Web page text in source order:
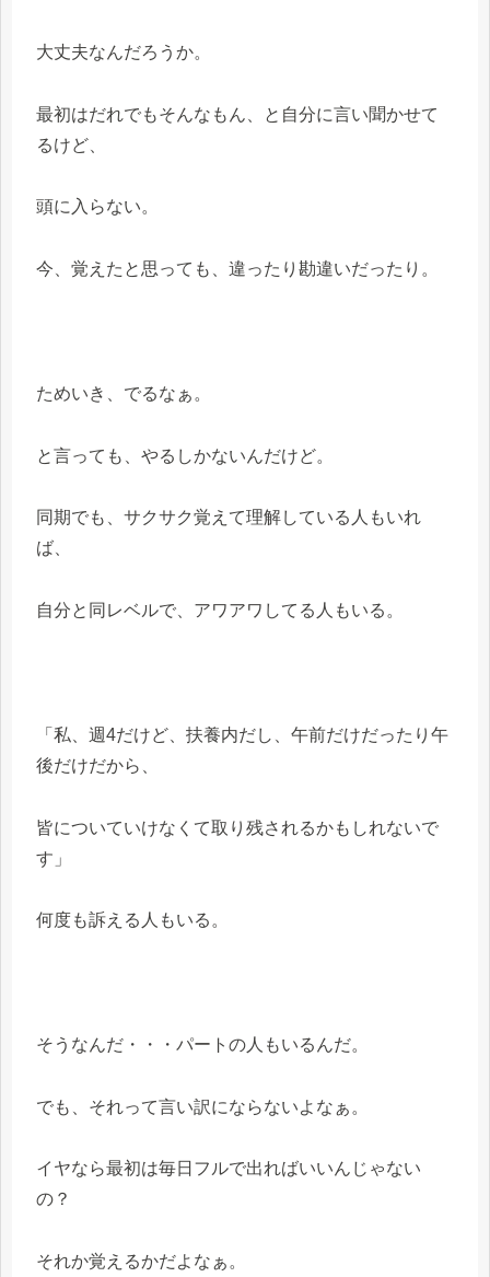
大丈夫なんだろうか。
最初はだれでもそんなもん、と自分に言い聞かせて
るけど、
頭に入らない。
今、覚えたと思っても、違ったり勘違いだったり。
ためいき、でるなぁ。
と言っても、やるしかないんだけど。
同期でも、サクサク覚えて理解している人もいれ
ば、
自分と同レベルで、アワアワしてる人もいる。
「私、週4だけど、扶養内だし、午前だけだったり午
後だけだから、
皆についていけなくて取り残されるかもしれないで
す」
何度も訴える人もいる。
そうなんだ・・・パートの人もいるんだ。
でも、それって言い訳にならないよなぁ。
イヤなら最初は毎日フルで出ればいいんじゃない
の？
それか覚えるかだよなぁ。